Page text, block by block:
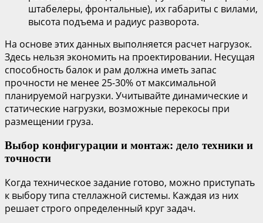
штабелеры, фронтальные), их габариты с вилами,
высота подъема и радиус разворота.
На основе этих данных выполняется расчет нагрузок.
Здесь нельзя экономить на проектировании. Несущая
способность балок и рам должна иметь запас
прочности не менее 25-30% от максимальной
планируемой нагрузки. Учитывайте динамические и
статические нагрузки, возможные перекосы при
размещении груза.
Выбор конфигурации и монтаж: дело техники и
точности
Когда техническое задание готово, можно приступать
к выбору типа стеллажной системы. Каждая из них
решает строго определенный круг задач.